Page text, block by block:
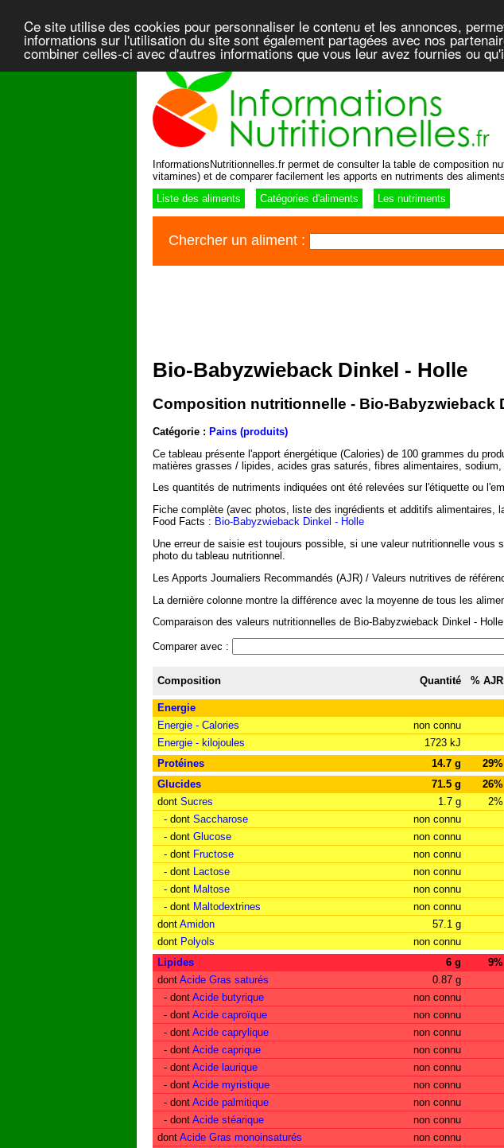
Ce site utilise des cookies pour personnaliser le contenu et les annonces,
informations sur l'utilisation du site sont également partagées avec nos
combiner celles-ci avec d'autres informations que vous leur avez fournies ou
InformationsNutritionnelles.fr permet de consulter la table de composition
vitamines) et de comparer facilement les apports en nutriments des aliments.
Liste des aliments
Catégories d'aliments Les nutriments
Chercher un aliment :
Bio-Babyzwieback Dinkel - Holle
Composition nutritionnelle - Bio-Babyzwieback
Catégorie : Pains (produits)
Ce tableau présente l'apport énergétique (Calories) de 100 grammes du
matières grasses / lipides, acides gras saturés, fibres alimentaires,
Les quantités de nutriments indiquées ont été relevées sur l'étiquette ou
Fiche complète (avec photos, liste des ingrédients et additifs
Food Facts : Bio-Babyzwieback Dinkel - Holle
Une erreur de saisie est toujours possible, si une valeur nutritionnelle
photo du tableau nutritionnel.
Les Apports Journaliers Recommandés (AJR) / Valeurs nutritives de
La dernière colonne montre la différence avec la moyenne de tous les
Comparaison des valeurs nutritionnelles de Bio-Babyzwieback Dinkel -
Comparer avec :
Composition Quantité % AJR
Energie
Energie - Calories
non connu
Energie - kilojoules
1723 kJ
Protéines
14.7 g 29%
Glucides
71.5 g 26%
dont Sucres 1.7 g 2%
- dont Saccharose
non connu
- dont Glucose
non connu
- dont Fructose
non connu
- dont Lactose
non connu
- dont Maltose
non connu
- dont Maltodextrines
non connu
dont Amidon 57.1 g
dont Polyols
non connu
Lipides
6 g 9%
dont Acide Gras saturés 0.87 g
- dont Acide butyrique
non connu
- dont Acide caproïque
non connu
- dont Acide caprylique
non connu
- dont Acide caprique
non connu
- dont Acide laurique
non connu
- dont Acide myristique
non connu
- dont Acide palmitique
non connu
- dont Acide stéarique
non connu
dont Acide Gras monoinsaturés
non connu